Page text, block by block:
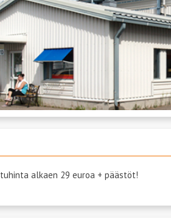
alkaen 29 euroa + päästöt!